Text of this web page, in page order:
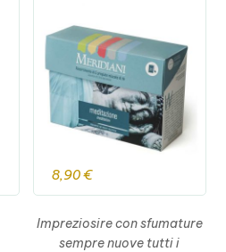
8,90€
Impreziosire con sfumature
sempre nuove tutti i